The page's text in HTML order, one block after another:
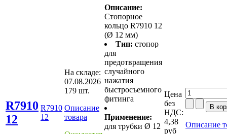
R7910
12
R7910
12
На складе:
07.08.2026
179 шт.
Описание
товара
Описание:
Стопорное
кольцо R7910 12
(Ø 12 мм)
Тип: стопор
для
предотвращения
случайного
нажатия
быстросъемного
фитинга
Применение:
для трубки Ø 12
Цена
без
НДС:
4,38
руб
Описание